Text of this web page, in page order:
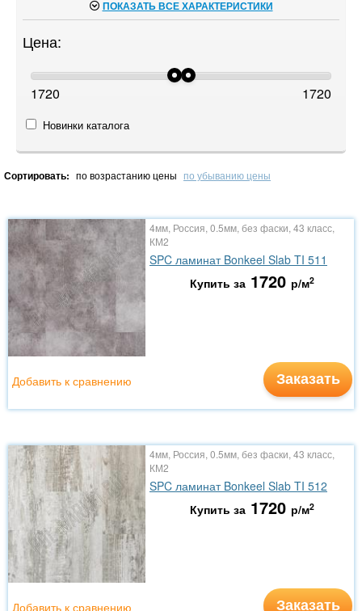
ПОКАЗАТЬ ВСЕ ХАРАКТЕРИСТИКИ
Цена:
1720 1720
Новинки каталога
Сортировать: по возрастанию цены по убыванию цены
4мм, Россия, 0.5мм, без фаски, 43 класс,
КМ2
SPC ламинат Bonkeel Slab TI 511
Купить за 1720 р/м2
Заказать
Добавить к сравнению
4мм, Россия, 0.5мм, без фаски, 43 класс,
КМ2
SPC ламинат Bonkeel Slab TI 512
Купить за 1720 р/м2
Заказать
Добавить к сравнению